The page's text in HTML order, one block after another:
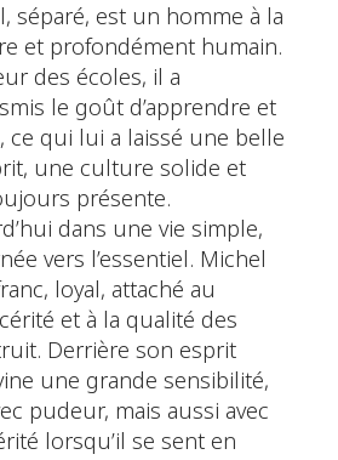
séparé, est un homme à la
et profondément humain.
des écoles, il a
le goût d’apprendre et
ce qui lui a laissé une belle
une culture solide et
présente.
dans une vie simple,
vers l’essentiel. Michel
loyal, attaché au
et à la qualité des
Derrière son esprit
une grande sensibilité,
pudeur, mais aussi avec
lorsqu’il se sent en